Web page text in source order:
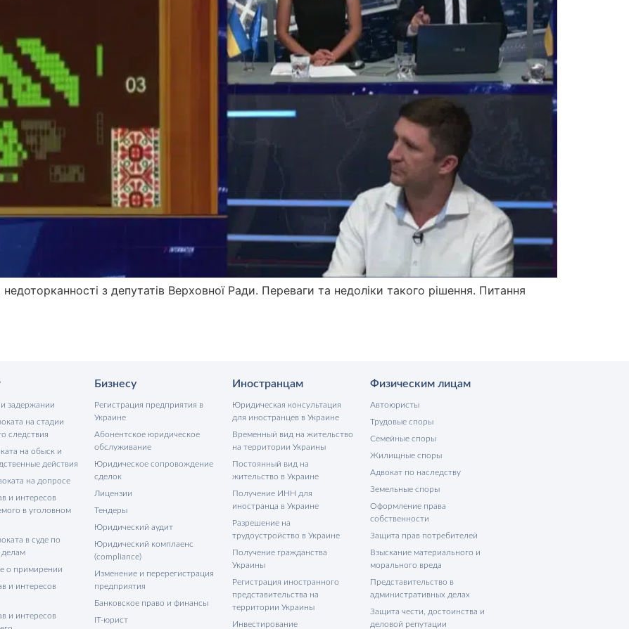
з депутатів Верховної Ради. Переваги та недоліки такого рішення. Питання
задержании
на стадии
следствия
на обыск и
действия
на допросе
и интересов
в уголовном
в суде по
о примирении
и интересов
и интересов
Бизнесу
Регистрация предприятия в
Украине
Абонентское юридическое
обслуживание
Юридическое сопровождение
сделок
Лицензии
Тендеры
Юридический аудит
Юридический комплаенс
(compliance)
Изменение и перерегистрация
предприятия
Банковское право и финансы
IT-юрист
Иностранцам
Юридическая консультация
для иностранцев в Украине
Временный вид на жительство
на территории Украины
Постоянный вид на
жительство в Украине
Получение ИНН для
иностранца в Украине
Разрешение на
трудоустройство в Украине
Получение гражданства
Украины
Регистрация иностранного
представительства на
территории Украины
Инвестирование
Физическим лицам
Автоюристы
Трудовые споры
Семейные споры
Жилищные споры
Адвокат по наследству
Земельные споры
Оформление права
собственности
Защита прав потребителей
Взыскание материального и
морального вреда
Представительство в
административных делах
Защита чести, достоинства и
деловой репутации